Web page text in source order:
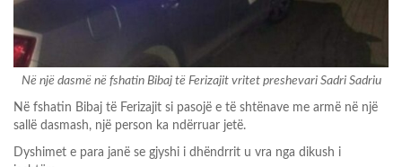
Në një dasmë në fshatin Bibaj të Ferizajit vritet preshevari Sadri Sadriu
Në fshatin Bibaj të Ferizajit si pasojë e të shtënave me armë në një
sallë dasmash, një person ka ndërruar jetë.
Dyshimet e para janë se gjyshi i dhëndrrit u vra nga dikush i